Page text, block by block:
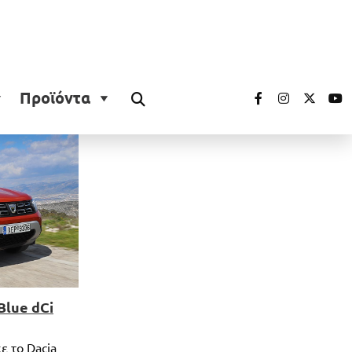
Προϊόντα
dCi
το Dacia